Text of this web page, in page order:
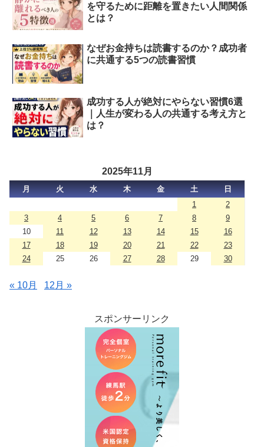
を守るために距離を置きたい人間関係
とは？
なぜお金持ちは読書するのか？成功者
に共通する5つの読書習慣
成功する人が絶対にやらない習慣6選
｜人生が変わる人の共通する考え方と
は？
2025年11月
月 火 水 木 金 土
日
1
2
3
4 5 6 7 8
9
10
11 12 13 14 15
16
17
18 19 20 21 22
23
24
25 26 27 28 29 30
« 10月 12月 »
スポンサーリンク